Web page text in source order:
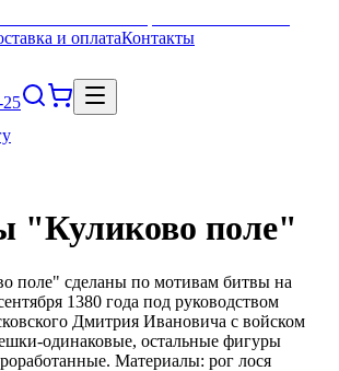
и оплатаКонтакты
25
"Куликово поле"
поле" сделаны по мотивам битвы на
1380 года под руководством
Дмитрия Ивановича с войском
одинаковые, остальные фигуры
Материалы: рог лося